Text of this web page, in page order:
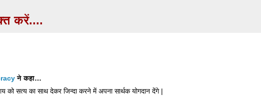
करें....
ने कहा…
को सत्य का साथ देकर जिन्दा करने में अपना सार्थक योगदान देंगे |